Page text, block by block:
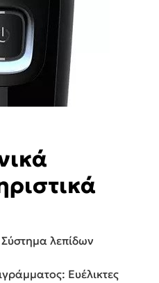
λεπίδων
Ευέλικτες